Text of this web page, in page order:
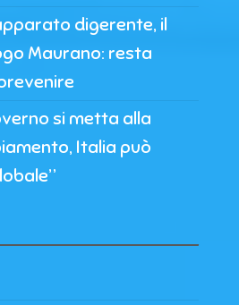
digerente, il
Maurano: resta
si metta alla
Italia può